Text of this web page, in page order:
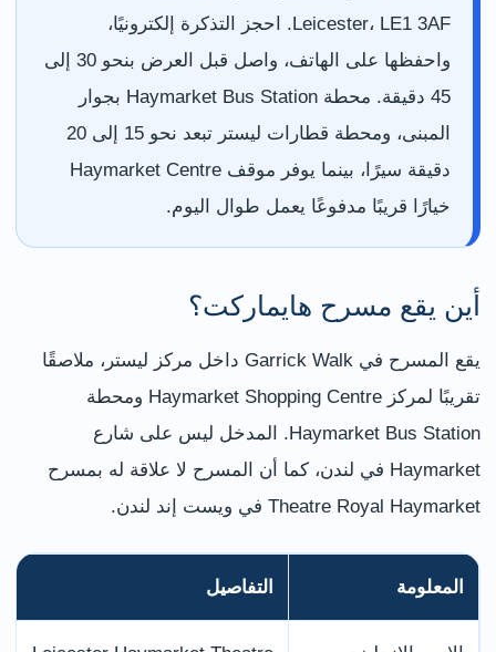
Leicester، LE1 3AF. احجز التذكرة إلكترونيًا،
واحفظها على الهاتف، واصل قبل العرض بنحو 30 إلى
45 دقيقة. محطة Haymarket Bus Station بجوار
المبنى، ومحطة قطارات ليستر تبعد نحو 15 إلى 20
دقيقة سيرًا، بينما يوفر موقف Haymarket Centre
خيارًا قريبًا مدفوعًا يعمل طوال اليوم.
أين يقع مسرح هايماركت؟
يقع المسرح في Garrick Walk داخل مركز ليستر، ملاصقًا
تقريبًا لمركز Haymarket Shopping Centre ومحطة
Haymarket Bus Station. المدخل ليس على شارع
Haymarket في لندن، كما أن المسرح لا علاقة له بمسرح
Theatre Royal Haymarket في ويست إند لندن.
المعلومة التفاصيل